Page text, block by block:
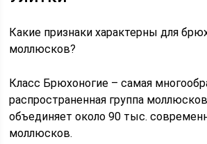
Какие признаки характерны для
моллюсков?
Класс Брюхоногие – самая
распространенная группа
объединяет около 90 тыс.
моллюсков.